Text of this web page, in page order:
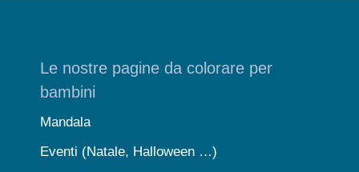
Le nostre pagine da colorare per
bambini
Mandala
Eventi (Natale, Halloween …)